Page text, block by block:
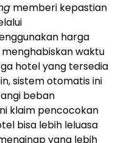
memberi kepastian
harga
waktu
hotel yang tersedia
sistem otomatis ini
beban
klaim pencocokan
bisa lebih leluasa
yang lebih